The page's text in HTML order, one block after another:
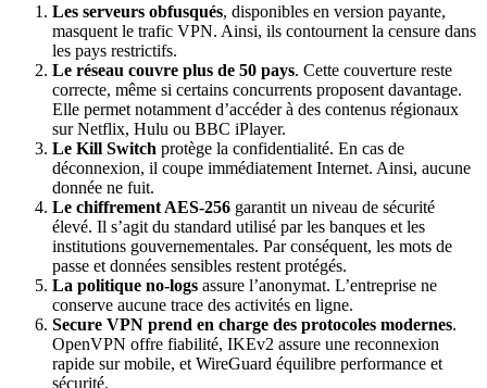
Les serveurs obfusqués, disponibles en version payante,
masquent le trafic VPN. Ainsi, ils contournent la censure dans
les pays restrictifs.
Le réseau couvre plus de 50 pays. Cette couverture reste
correcte, même si certains concurrents proposent davantage.
Elle permet notamment d’accéder à des contenus régionaux
sur Netflix, Hulu ou BBC iPlayer.
Le Kill Switch protège la confidentialité. En cas de
déconnexion, il coupe immédiatement Internet. Ainsi, aucune
donnée ne fuit.
Le chiffrement AES-256 garantit un niveau de sécurité
élevé. Il s’agit du standard utilisé par les banques et les
institutions gouvernementales. Par conséquent, les mots de
passe et données sensibles restent protégés.
La politique no-logs assure l’anonymat. L’entreprise ne
conserve aucune trace des activités en ligne.
Secure VPN prend en charge des protocoles modernes.
OpenVPN offre fiabilité, IKEv2 assure une reconnexion
rapide sur mobile, et WireGuard équilibre performance et
sécurité.